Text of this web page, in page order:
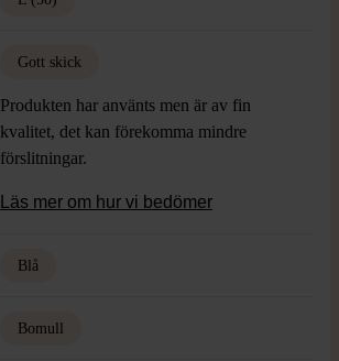
Gott skick
Produkten har använts men är av fin
kvalitet, det kan förekomma mindre
förslitningar.
Läs mer om hur vi bedömer
Blå
Bomull